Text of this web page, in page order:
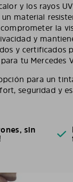
y los rayos
un material
la
y
y certificados
tu Mercedes
para un
seguridad y
sin